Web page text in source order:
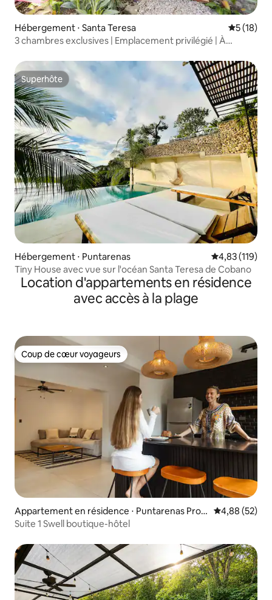
Hébergement ⋅ Santa Teresa
5 (18)
3 chambres exclusives | Emplacement privilégié | À
Superhôte
Superhôte
Hébergement ⋅ Puntarenas Évaluation
4,83 (119)
Tiny House avec vue sur l'océan Santa Teresa de Cobano
Location d'appartements en résidence
avec accès à la plage
Coup de cœur voyageurs
Coup de cœur voyageurs
Appartement en résidence ⋅ Puntarenas Provi
nce, Santa Teresa
Évaluation
4,88 (52)
Suite 1 Swell boutique-hôtel